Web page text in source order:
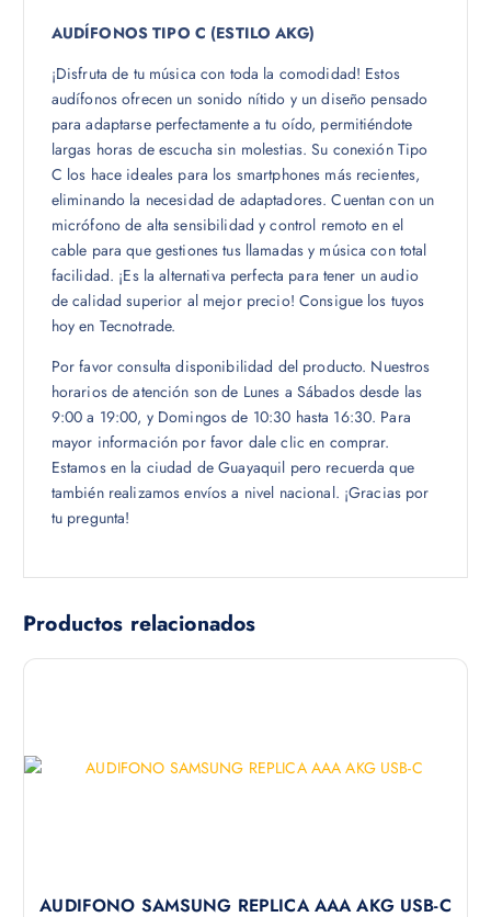
AUDÍFONOS TIPO C (ESTILO AKG)
¡Disfruta de tu música con toda la comodidad! Estos
audífonos ofrecen un sonido nítido y un diseño pensado
para adaptarse perfectamente a tu oído, permitiéndote
largas horas de escucha sin molestias. Su conexión Tipo
C los hace ideales para los smartphones más recientes,
eliminando la necesidad de adaptadores. Cuentan con un
micrófono de alta sensibilidad y control remoto en el
cable para que gestiones tus llamadas y música con total
facilidad. ¡Es la alternativa perfecta para tener un audio
de calidad superior al mejor precio! Consigue los tuyos
hoy en Tecnotrade.
Por favor consulta disponibilidad del producto. Nuestros
horarios de atención son de Lunes a Sábados desde las
9:00 a 19:00, y Domingos de 10:30 hasta 16:30. Para
mayor información por favor dale clic en comprar.
Estamos en la ciudad de Guayaquil pero recuerda que
también realizamos envíos a nivel nacional. ¡Gracias por
tu pregunta!
Productos relacionados
AUDIFONO SAMSUNG REPLICA AAA AKG USB-C